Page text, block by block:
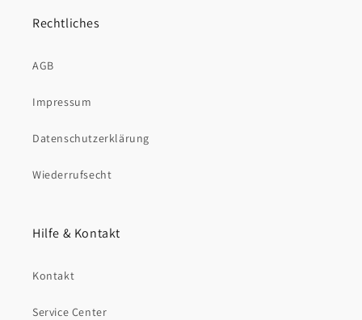
Rechtliches
AGB
Impressum
Datenschutzerklärung
Wiederrufsecht
Hilfe & Kontakt
Kontakt
Service Center